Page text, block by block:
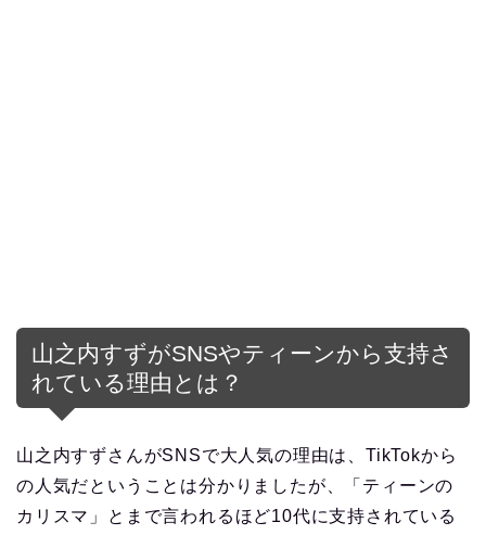
山之内すずがSNSやティーンから支持さ
れている理由とは？
山之内すずさんがSNSで大人気の理由は、TikTokから
の人気だということは分かりましたが、「ティーンの
カリスマ」とまで言われるほど10代に支持されている